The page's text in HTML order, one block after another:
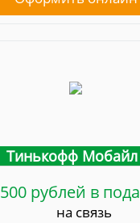
Тинькофф Мобайл
500 рублей в
на связь